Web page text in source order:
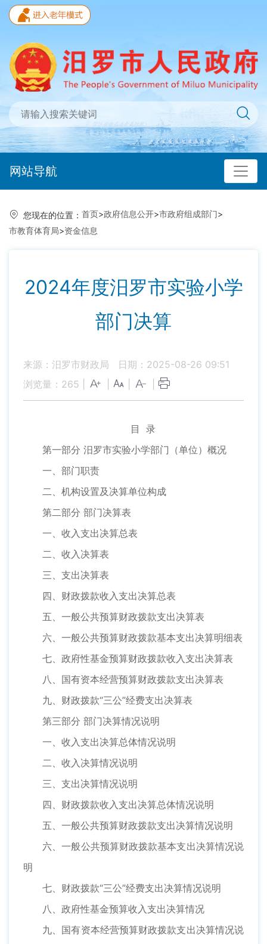
网站导航
您现在的位置： 首页>政府信息公开>市政府组成部门>
市教育体育局>资金信息
2024年度汨罗市实验小学
部门决算
来源：汨罗市财政局
日期：2025-08-26 09:51
浏览量： 265
目 录
第一部分 汨罗市实验小学部门（单位）概况
一、部门职责
二、机构设置及决算单位构成
第二部分 部门决算表
一、收入支出决算总表
二、收入决算表
三、支出决算表
四、财政拨款收入支出决算总表
五、一般公共预算财政拨款支出决算表
六、一般公共预算财政拨款基本支出决算明细表
七、政府性基金预算财政拨款收入支出决算表
八、国有资本经营预算财政拨款支出决算表
九、财政拨款“三公”经费支出决算表
第三部分 部门决算情况说明
一、收入支出决算总体情况说明
二、收入决算情况说明
三、支出决算情况说明
四、财政拨款收入支出决算总体情况说明
五、一般公共预算财政拨款支出决算情况说明
六、一般公共预算财政拨款基本支出决算情况说
明
七、财政拨款“三公”经费支出决算情况说明
八、政府性基金预算收入支出决算情况
九、国有资本经营预算财政拨款支出决算情况说